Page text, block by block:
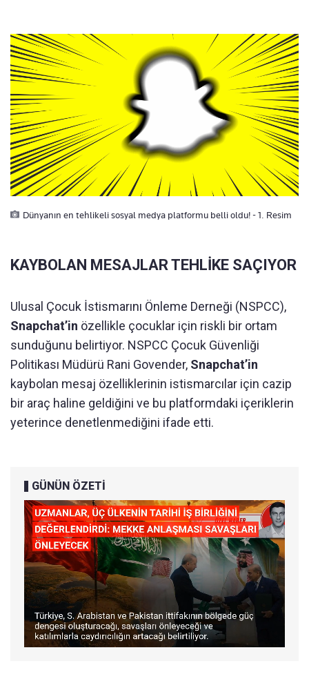
Dünyanın en tehlikeli sosyal medya platformu belli oldu! - 1. Resim
KAYBOLAN MESAJLAR TEHLİKE SAÇIYOR
Ulusal Çocuk İstismarını Önleme Derneği (NSPCC),
Snapchat’in özellikle çocuklar için riskli bir ortam
sunduğunu belirtiyor. NSPCC Çocuk Güvenliği
Politikası Müdürü Rani Govender, Snapchat’in
kaybolan mesaj özelliklerinin istismarcılar için cazip
bir araç haline geldiğini ve bu platformdaki içeriklerin
yeterince denetlenmediğini ifade etti.
GÜNÜN ÖZETİ